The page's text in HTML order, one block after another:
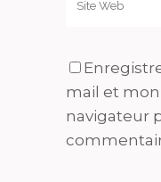
mail et
navigateur